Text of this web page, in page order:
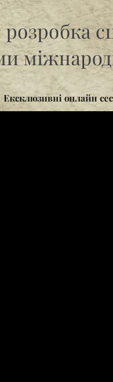
розробка
Ексклюзивні онлайн